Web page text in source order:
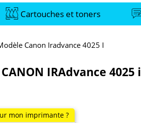
Cartouches et toners
Canon Iradvance 4025 I
IRAdvance 4025 i